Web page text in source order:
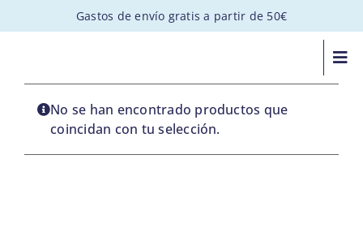
al
Gastos de envío gratis a partir de 50€
MIEL ARTESANAL
PACKS GOURMET
No se han encontrado productos que
coincidan con tu selección.